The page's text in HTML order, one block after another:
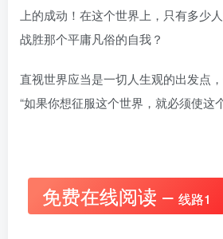
上的成动！在这个世界上，只有多少
战胜那个平庸凡俗的自我？
直视世界应当是一切人生观的出发点
“如果你想征服这个世界，就必须使这
免费在线阅读 – 线路1